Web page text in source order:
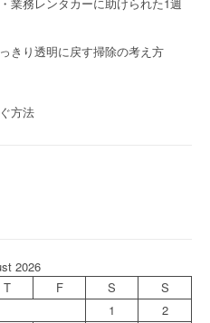
きり透明に戻す掃除の考え方
方法
2026
T F S
S
1
2